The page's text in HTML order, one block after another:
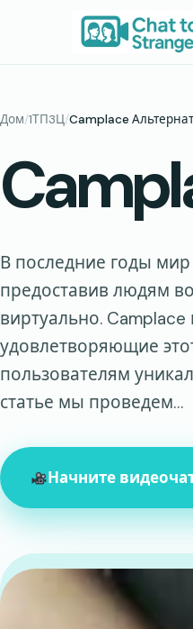
Дом/1ТП3Ц/Camplace
В последние годы
предоставив людям
виртуально.
удовлетворяющие
пользователям
статье мы проведем…
Начните